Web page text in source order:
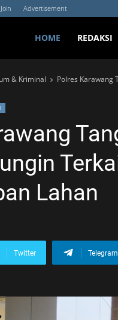
Advertisement
HOME REDAKSI
& Kriminal
Polres Karawang
Lahan
Twitter Telegram